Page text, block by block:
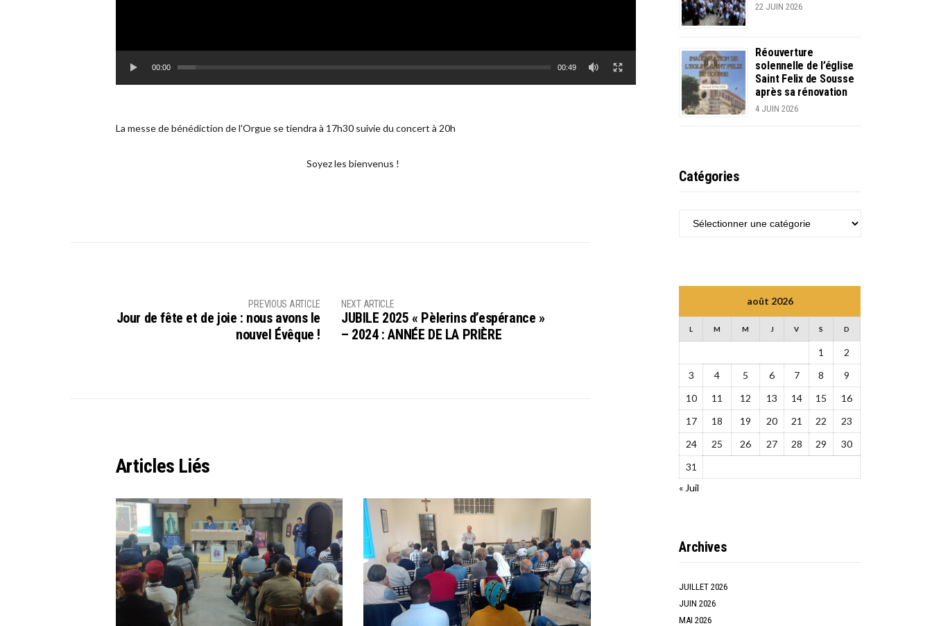
00:00 00:49
La messe de bénédiction de l'Orgue se tiendra à 17h30 suivie du concert à 20h
Soyez les bienvenus !
PREVIOUS ARTICLE
Jour de fête et de joie : nous avons le
nouvel Évêque !
NEXT ARTICLE
JUBILE 2025 « Pèlerins d’espérance »
– 2024 : ANNÉE DE LA PRIÈRE
Articles Liés
22 JUIN 2026
Réouverture
solennelle de l’église
Saint Felix de Sousse
après sa rénovation
4 JUIN 2026
Catégories
CATÉGORIES
août 2026
L M M J V S D
1
2
3
4 5 6 7 8
9
10
11 12 13 14 15
16
17
18 19 20 21 22
23
24
25 26 27 28 29
30
31
« Juil
Archives
JUILLET 2026
JUIN 2026
MAI 2026